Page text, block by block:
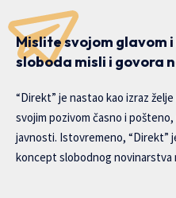
Mislite svojom glavom
sloboda misli i govora
“Direkt” je nastao kao izraz
svojim pozivom časno i
javnosti. Istovremeno, “Direkt”
koncept slobodnog novinarstva